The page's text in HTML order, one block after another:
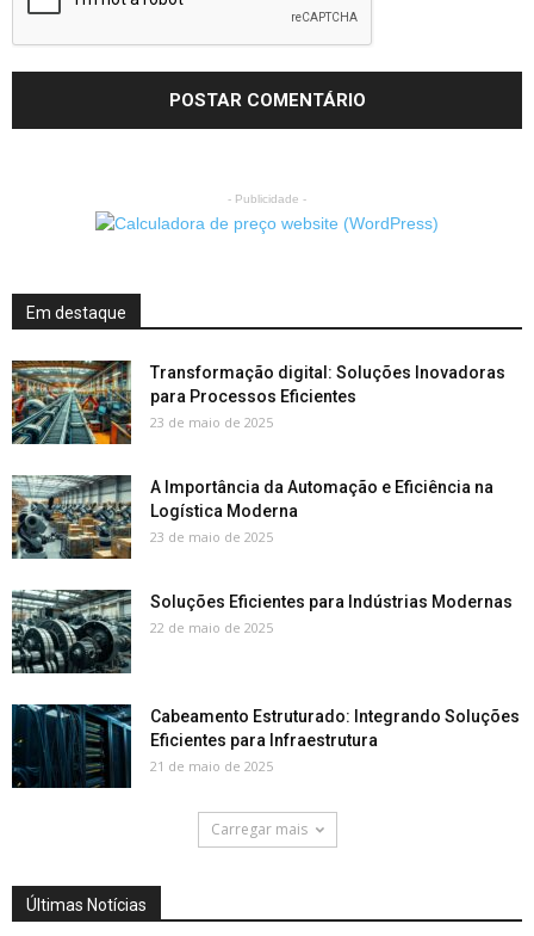
- Publicidade -
Em destaque
Transformação digital: Soluções Inovadoras
para Processos Eficientes
23 de maio de 2025
A Importância da Automação e Eficiência na
Logística Moderna
23 de maio de 2025
Soluções Eficientes para Indústrias Modernas
22 de maio de 2025
Cabeamento Estruturado: Integrando Soluções
Eficientes para Infraestrutura
21 de maio de 2025
Carregar mais
Últimas Notícias